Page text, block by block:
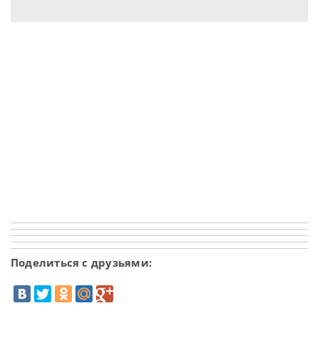
Поделиться с друзьями: